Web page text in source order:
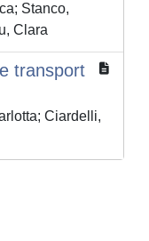
Stanco,
Clara
transport
Ciardelli,